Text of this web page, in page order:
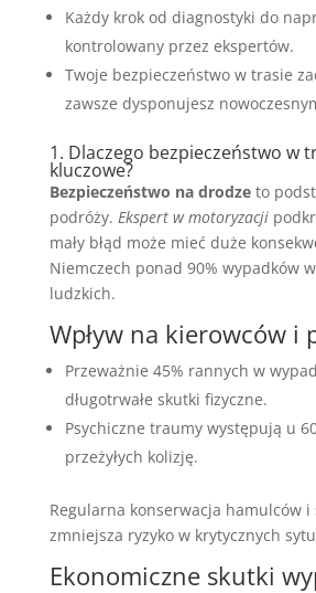
Każdy krok od diagnostyki do
kontrolowany przez ekspertów.
Twoje bezpieczeństwo w trasie
zawsze dysponujesz
1. Dlaczego bezpieczeństwo w
kluczowe?
Bezpieczeństwo na drodzeto
podróży. Ekspert w motoryzacji
mały błąd może mieć duże
Niemczech ponad 90% wypadków
ludzkich.
Wpływ na kierowców i
Przeważnie 45% rannych w
długotrwałe skutki fizyczne.
Psychiczne traumy występują u
przeżyłych kolizję.
Regularna konserwacja hamulców i
zmniejsza ryzyko w krytycznych
Ekonomiczne skutki